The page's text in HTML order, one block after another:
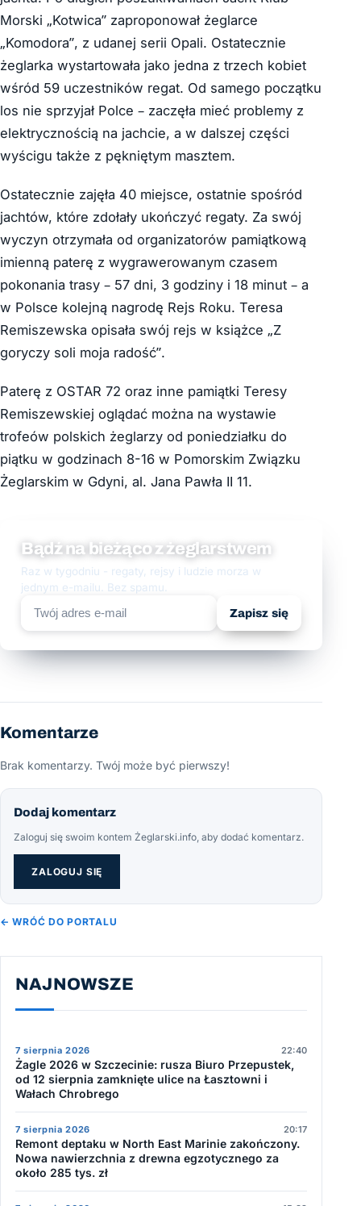
Morski „Kotwica” zaproponował żeglarce
„Komodora”, z udanej serii Opali. Ostatecznie
żeglarka wystartowała jako jedna z trzech kobiet
wśród 59 uczestników regat. Od samego początku
los nie sprzyjał Polce – zaczęła mieć problemy z
elektrycznością na jachcie, a w dalszej części
wyścigu także z pękniętym masztem.
Ostatecznie zajęła 40 miejsce, ostatnie spośród
jachtów, które zdołały ukończyć regaty. Za swój
wyczyn otrzymała od organizatorów pamiątkową
imienną paterę z wygrawerowanym czasem
pokonania trasy – 57 dni, 3 godziny i 18 minut – a
w Polsce kolejną nagrodę Rejs Roku. Teresa
Remiszewska opisała swój rejs w książce „Z
goryczy soli moja radość”.
Paterę z OSTAR 72 oraz inne pamiątki Teresy
Remiszewskiej oglądać można na wystawie
trofeów polskich żeglarzy od poniedziałku do
piątku w godzinach 8-16 w Pomorskim Związku
Żeglarskim w Gdyni, al. Jana Pawła II 11.
Bądź na bieżąco z żeglarstwem
Raz w tygodniu - regaty, rejsy i ludzie morza w
jednym e-mailu. Bez spamu.
Zapisz się
Komentarze
Brak komentarzy. Twój może być pierwszy!
Dodaj komentarz
Zaloguj się swoim kontem Żeglarski.info, aby dodać komentarz.
ZALOGUJ SIĘ
← WRÓĆ DO PORTALU
NAJNOWSZE
7 sierpnia 2026 22:40
Żagle 2026 w Szczecinie: rusza Biuro Przepustek,
od 12 sierpnia zamknięte ulice na Łasztowni i
Wałach Chrobrego
7 sierpnia 2026 20:17
Remont deptaku w North East Marinie zakończony.
Nowa nawierzchnia z drewna egzotycznego za
około 285 tys. zł